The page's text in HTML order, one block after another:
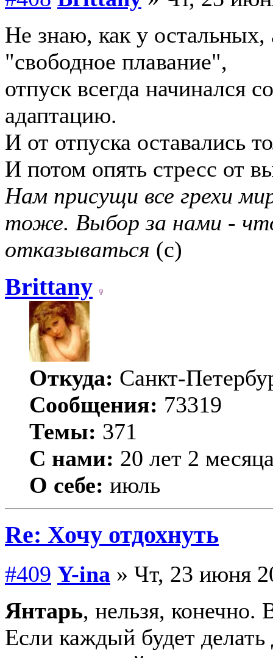
Не знаю, как у
"свободное плавание",
отпуск всегда начинался
адаптацию.
И от отпуска оставались
И потом опять стресс от
Нам присущи все грехи
тоже. Выбор за нами -
отказываться (с)
Brittany
Откуда: Санкт-
Сообщения: 73319
Темы: 371
С нами: 20 лет 2
О себе: июль
Re: Хочу отдохнуть
#409 Y-ina » Чт, 23 июня
Янтарь, нельзя, конечно.
Если каждый будет